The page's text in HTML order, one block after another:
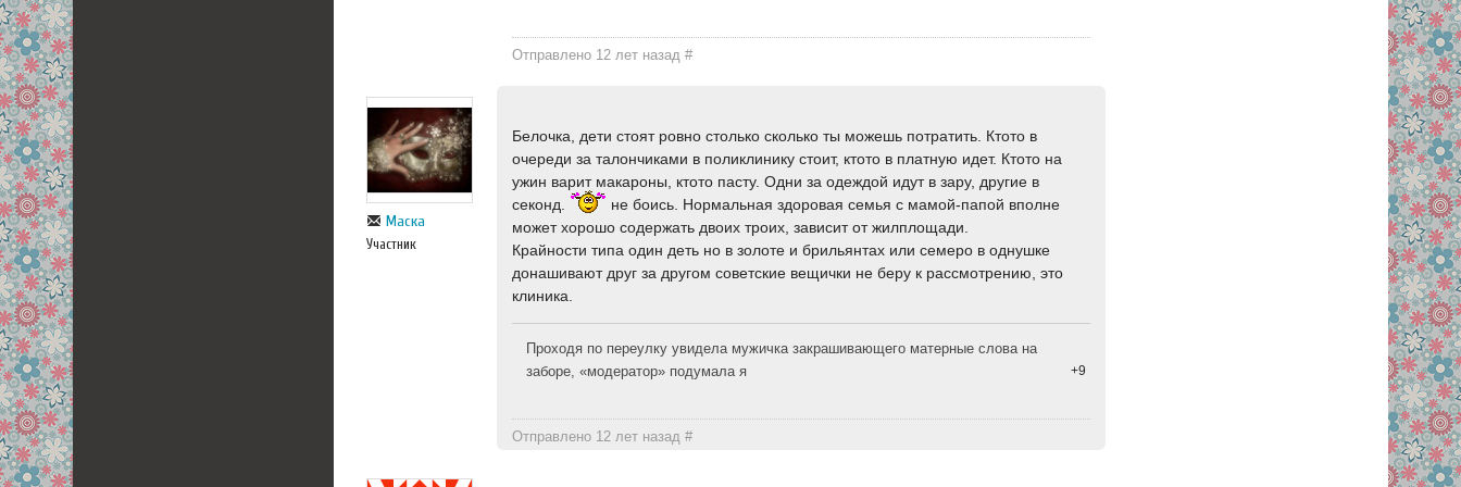
Отправлено 12 лет назад#
Маска
Участник
Белочка, дети стоят ровно столько сколько ты можешь потратить. Ктото в
очереди за талончиками в поликлинику стоит, ктото в платную идет. Ктото на
ужин варит макароны, ктото пасту. Одни за одеждой идут в зару, другие в
секонд.
не боись. Нормальная здоровая семья с мамой-папой вполне
может хорошо содержать двоих троих, зависит от жилплощади.
Крайности типа один деть но в золоте и брильянтах или семеро в однушке
донашивают друг за другом советские вещички не беру к рассмотрению, это
клиника.
Проходя по переулку увидела мужичка закрашивающего матерные слова на
заборе, «модератор» подумала я
Отправлено 12 лет назад#
+9